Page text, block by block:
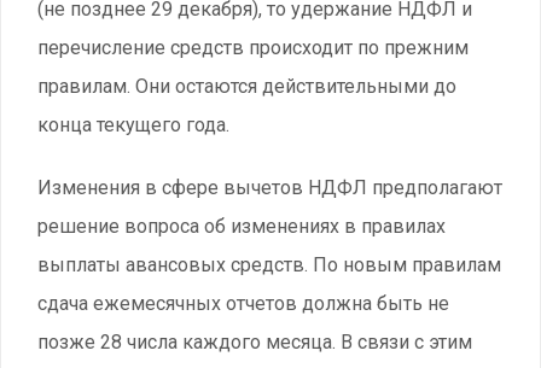
(не позднее 29 декабря), то удержание НДФЛ и
перечисление средств происходит по прежним
правилам. Они остаются действительными до
конца текущего года.
Изменения в сфере вычетов НДФЛ предполагают
решение вопроса об изменениях в правилах
выплаты авансовых средств. По новым правилам
сдача ежемесячных отчетов должна быть не
позже 28 числа каждого месяца. В связи с этим